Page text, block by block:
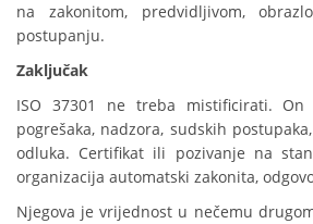
na zakonitom, predvidljivom,
postupanju.
Zaključak
ISO 37301 ne treba mistificirati.
pogrešaka, nadzora, sudskih
odluka. Certifikat ili pozivanje na
organizacija automatski zakonita,
Njegova je vrijednost u nečemu